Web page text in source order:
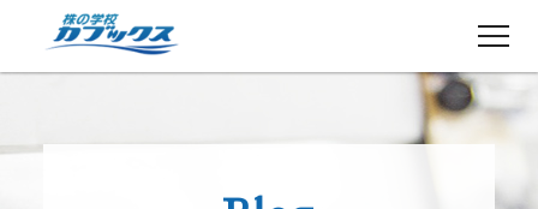
５分でわかるカブックス